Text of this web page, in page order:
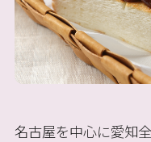
名古屋を中心に愛知